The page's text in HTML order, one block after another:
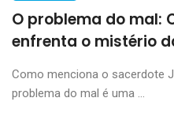
O problema do mal:
enfrenta o mistério
Como menciona o sacerdote
problema do mal é uma ...